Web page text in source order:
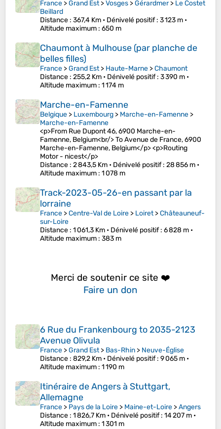
France >Grand Est>Vosges >Gérardmer> Le Costet
Beillard
Distance : 367,4 Km • Dénivelé positif: 3 123 m •
Altitude maximum : 650 m
Chaumont à Mulhouse (par planche de
belles filles)
France >Grand Est> Haute-Marne >Chaumont
Distance : 255,2 Km • Dénivelé positif: 3 390 m •
Altitude maximum : 1 174 m
Marche-en-Famenne
Belgique > Luxembourg > Marche-en-Famenne >
Marche-en-Famenne
<p>From Rue Dupont 46, 6900 Marche-en-
Famenne, Belgium<br/> To Avenue de France, 6900
Marche-en-Famenne, Belgium</p> <p>Routing
Motor - nicest</p>
Distance : 2 843,5 Km • Dénivelé positif: 28 856 m •
Altitude maximum : 1 078 m
Track-2023-05-26-en passant par la
lorraine
France >Centre-Val de Loire > Loiret>Châteauneuf-
sur-Loire
Distance : 1 061,3 Km • Dénivelé positif: 6 828 m •
Altitude maximum : 383 m
Merci de soutenir ce site ❤️
Faire un don
6 Rue du Frankenbourg to 2035-2123
Avenue Olivula
France >Grand Est> Bas-Rhin > Neuve-Église
Distance : 829,2 Km • Dénivelé positif: 9 065 m •
Altitude maximum : 1 190 m
Itinéraire de Angers à Stuttgart,
Allemagne
France > Pays de la Loire > Maine-et-Loire >Angers
Distance : 1 826,7 Km • Dénivelé positif: 14 207 m •
Altitude maximum : 1 301 m